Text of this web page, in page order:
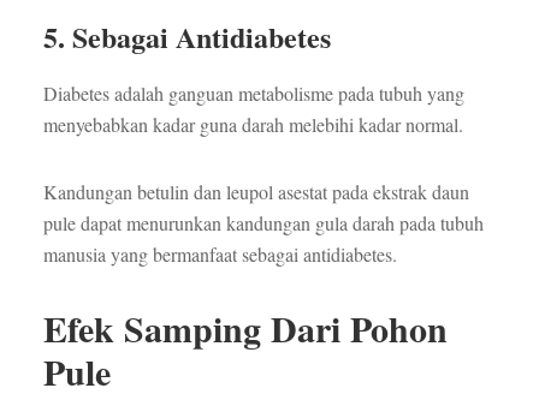
5. Sebagai Antidiabetes
Diabetes adalah ganguan metabolisme pada tubuh yang
menyebabkan kadar guna darah melebihi kadar normal.
Kandungan betulin dan leupol asestat pada ekstrak daun
pule dapat menurunkan kandungan gula darah pada tubuh
manusia yang bermanfaat sebagai antidiabetes.
Efek Samping Dari Pohon
Pule